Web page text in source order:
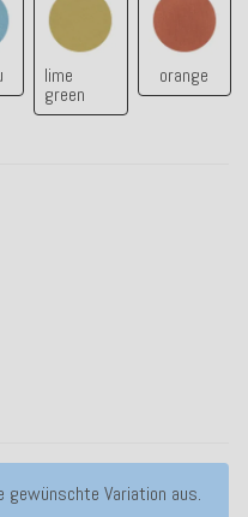
lime
green
orange
gewünschte Variation aus.